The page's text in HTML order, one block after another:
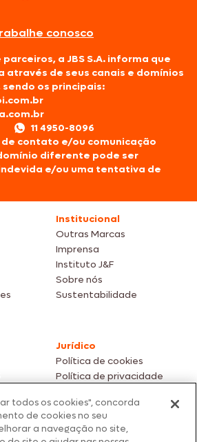
conosco
a JBS S.A. informa que
através de seus canais e domínios
os principais:
11 4950-8096
contato e/ou comunicação
diferente pode ser
e/ou uma tentativa de
Institucional
Outras Marcas
Imprensa
Instituto J&F
Sobre nós
Sustentabilidade
Jurídico
Política de cookies
Política de privacidade
| Ofertas válidas enquanto durarem os
| Vendas sujeitas a análise e confirmação
todos os cookies", concorda
de cookies no seu
a navegação no site,